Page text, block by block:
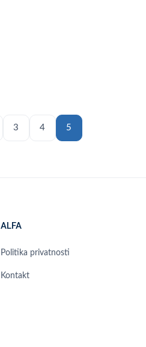
3 4 5
ALFA
Politika privatnosti
Kontakt